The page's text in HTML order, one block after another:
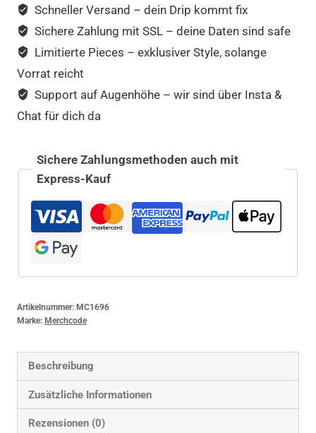
Schneller Versand – dein Drip kommt fix
Sichere Zahlung mit SSL – deine Daten sind safe
Limitierte Pieces – exklusiver Style, solange
Vorrat reicht
Support auf Augenhöhe – wir sind über Insta &
Chat für dich da
Sichere Zahlungsmethoden auch mit
Express-Kauf
Artikelnummer: MC1696
Marke: Merchcode
Beschreibung
Zusätzliche Informationen
Rezensionen (0)